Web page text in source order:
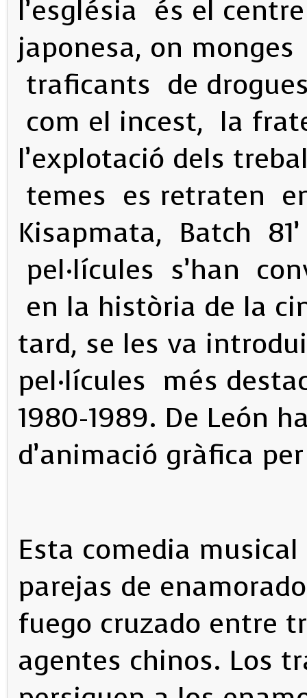
l’església és el
japonesa, on
traficants de
com el incest, la
l’explotació dels
temes es retraten
Kisapmata, Batch
pel·lícules s’han
en la història de la
tard, se les va
pel·lícules més
1980-1989. De León
d’animació gràfica
Esta comedia
parejas de
fuego cruzado entre
agentes chinos. Los